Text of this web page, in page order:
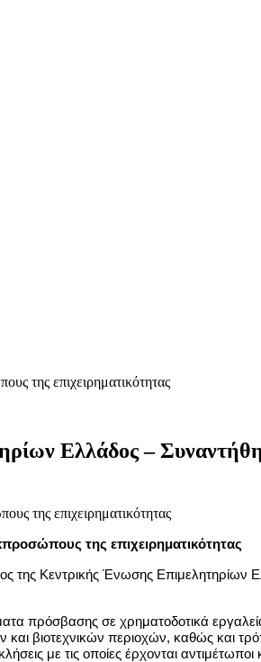
της επιχειρηματικότητας
Ελλάδος –
της επιχειρηματικότητας
της Κεντρικής Ένωσης Επιμελητηρίων
πρόσβασης σε χρηματοδοτικά
βιοτεχνικών περιοχών, καθώς και
με τις οποίες έρχονται αντιμέτωποι